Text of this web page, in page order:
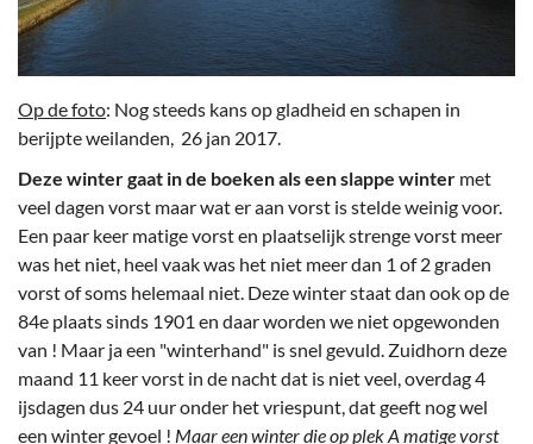
Op de foto: Nog steeds kans op gladheid en schapen in
berijpte weilanden, 26 jan 2017.
Deze winter gaat in de boeken als een slappe winter met
veel dagen vorst maar wat er aan vorst is stelde weinig voor.
Een paar keer matige vorst en plaatselijk strenge vorst meer
was het niet, heel vaak was het niet meer dan 1 of 2 graden
vorst of soms helemaal niet. Deze winter staat dan ook op de
84e plaats sinds 1901 en daar worden we niet opgewonden
van ! Maar ja een "winterhand" is snel gevuld. Zuidhorn deze
maand 11 keer vorst in de nacht dat is niet veel, overdag 4
ijsdagen dus 24 uur onder het vriespunt, dat geeft nog wel
een winter gevoel ! Maar een winter die op plek A matige vorst